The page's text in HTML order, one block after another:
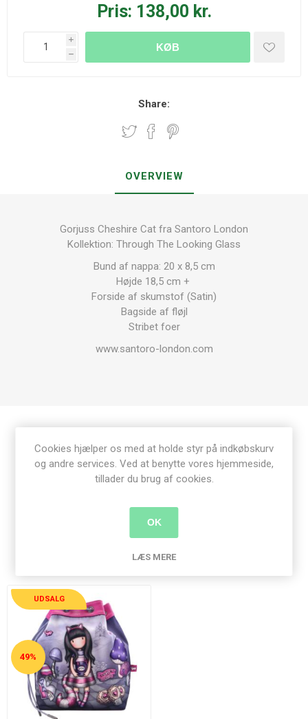
Pris: 138,00 kr.
i
h
KØB
Share:
OVERVIEW
Gorjuss Cheshire Cat fra Santoro London
Kollektion: Through The Looking Glass
Bund af nappa: 20 x 8,5 cm
Højde 18,5 cm +
Forside af skumstof (Satin)
Bagside af fløjl
Stribet foer
www.santoro-london.com
Produkt tags
gorjuss (36) , santoro (24), cheshire cat
Relaterede produkter
UDSALG
49%
Cookies hjælper os med at holde styr på indkøbskurv
og andre services. Ved at benytte vores hjemmeside,
tillader du brug af cookies.
OK
LÆS MERE